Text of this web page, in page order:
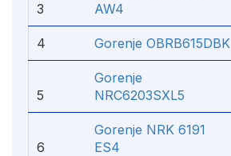
3
AW4
4 Gorenje OBRB615DBK
5
Gorenje
NRC6203SXL5
6
Gorenje NRK 6191
ES4